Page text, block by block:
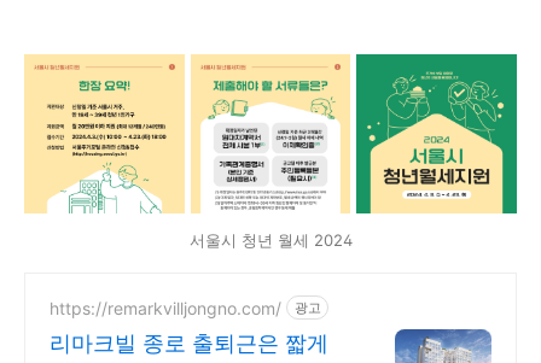
서울시 청년 월세 2024
https://remarkvilljongno.com/ 광고
리마크빌 종로 출퇴근은 짧게